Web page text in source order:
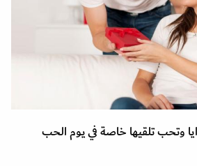
وتحب تلقيها خاصة في يوم الحب